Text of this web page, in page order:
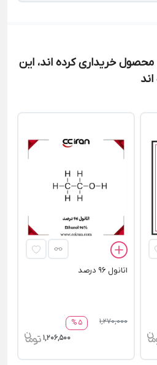
خریداری کرده اند، این
اتانول 96 درصد
5 %
1,270,000
1,206,500